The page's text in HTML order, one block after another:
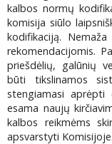
kalbos normų
komisija siūlo
kodifikaciją.
rekomendacijomis.
priešdėlių, galūnių
būti tikslinamos
stengiamasi
esama naujų
kalbos reikmėms
apsvarstyti Komisijoje.